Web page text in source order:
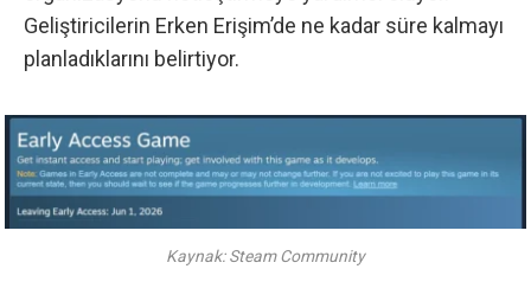
Geliştiricilerin Erken Erişim’de ne kadar süre kalmayı
planladıklarını belirtiyor.
Kaynak: Steam Community